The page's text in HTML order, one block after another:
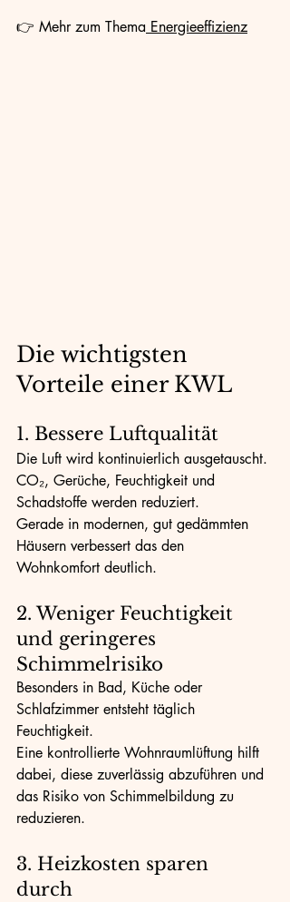
👉 Mehr zum Thema Energieeffizienz
Die wichtigsten
Vorteile einer KWL
1. Bessere Luftqualität
Die Luft wird kontinuierlich ausgetauscht.
CO₂, Gerüche, Feuchtigkeit und
Schadstoffe werden reduziert.
Gerade in modernen, gut gedämmten
Häusern verbessert das den
Wohnkomfort deutlich.
2. Weniger Feuchtigkeit
und geringeres
Schimmelrisiko
Besonders in Bad, Küche oder
Schlafzimmer entsteht täglich
Feuchtigkeit.
Eine kontrollierte Wohnraumlüftung hilft
dabei, diese zuverlässig abzuführen und
das Risiko von Schimmelbildung zu
reduzieren.
3. Heizkosten sparen
durch